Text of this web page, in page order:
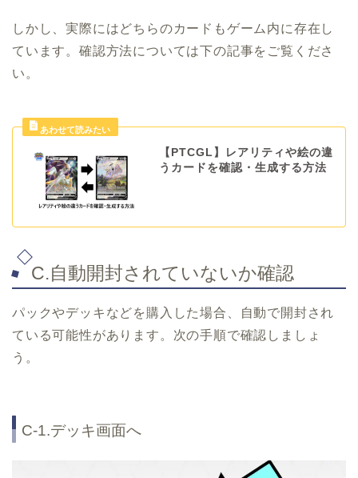
しかし、実際にはどちらのカードもゲーム内に存在し
ています。確認方法については下の記事をご覧くださ
い。
【PTCGL】レアリティや絵の違
うカードを確認・生成する方法
C.自動開封されていないか確認
パックやデッキなどを購入した場合、自動で開封され
ている可能性があります。次の手順で確認しましょ
う。
C-1.デッキ画面へ